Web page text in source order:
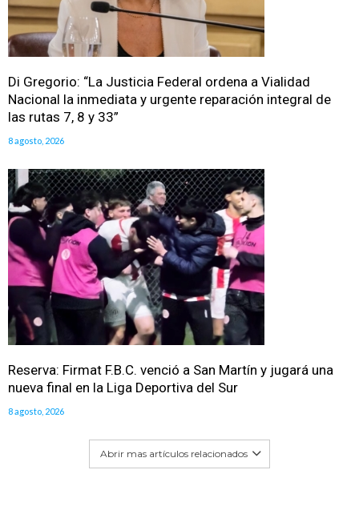
Di Gregorio: “La Justicia Federal ordena a Vialidad
Nacional la inmediata y urgente reparación integral de
las rutas 7, 8 y 33”
8 agosto, 2026
Reserva: Firmat F.B.C. venció a San Martín y jugará una
nueva final en la Liga Deportiva del Sur
8 agosto, 2026
Abrir mas artículos relacionados